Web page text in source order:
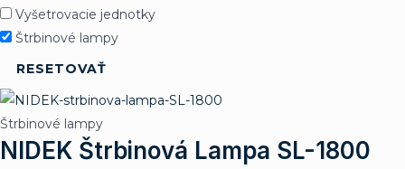
Vyšetrovacie jednotky
Štrbinové lampy
RESETOVAŤ
Štrbinové lampy
NIDEK Štrbinová Lampa SL-1800